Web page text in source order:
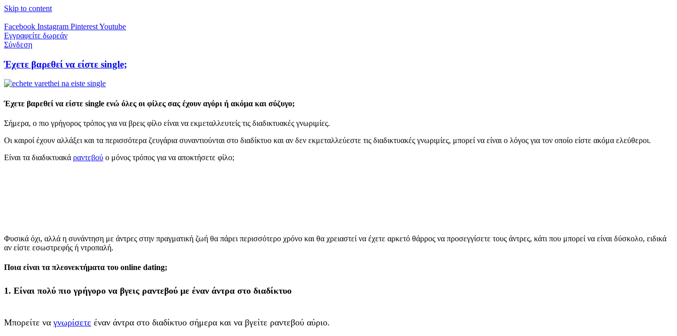
Skip to content
Facebook Instagram PinterestYoutube
Εγγραφείτε δωρεάν
Σύνδεση
Έχετε βαρεθεί να είστε single;
Έχετε βαρεθεί να είστε single ενώ όλες οι φίλες σας έχουν αγόρι ή ακόμα και σύζυγο;
Σήμερα, ο πιο γρήγορος τρόπος για να βρεις φίλο είναι να εκμεταλλευτείς τις διαδικτυακές γνωριμίες.
Οι καιροί έχουν αλλάξει και τα περισσότερα ζευγάρια συναντιούνται στο διαδίκτυο και αν δεν εκμεταλλεύεστε τις διαδικτυακές γνωριμίες, μπορεί να είναι ο λόγος για τον οποίο είστε ακόμα ελεύθεροι.
Είναι τα διαδικτυακά ραντεβού ο μόνος τρόπος για να αποκτήσετε φίλο;
Φυσικά όχι, αλλά η συνάντηση με άντρες στην πραγματική ζωή θα πάρει περισσότερο χρόνο και θα χρειαστεί να έχετε αρκετό θάρρος να προσεγγίσετε τους άντρες, κάτι που μπορεί να είναι δύσκολο, ειδικά
αν είστε εσωστρεφής ή ντροπαλή.
Ποια είναι τα πλεονεκτήματα του online dating;
1. Είναι πολύ πιο γρήγορο να βγεις ραντεβού με έναν άντρα στο διαδίκτυο
Μπορείτε να γνωρίσετε έναν άντρα στο διαδίκτυο σήμερα και να βγείτε ραντεβού αύριο.